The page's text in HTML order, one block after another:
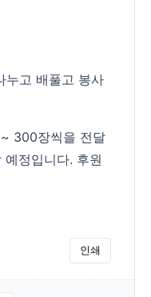
배풀고 봉사
300장씩을 전달
정입니다. 후원
인쇄